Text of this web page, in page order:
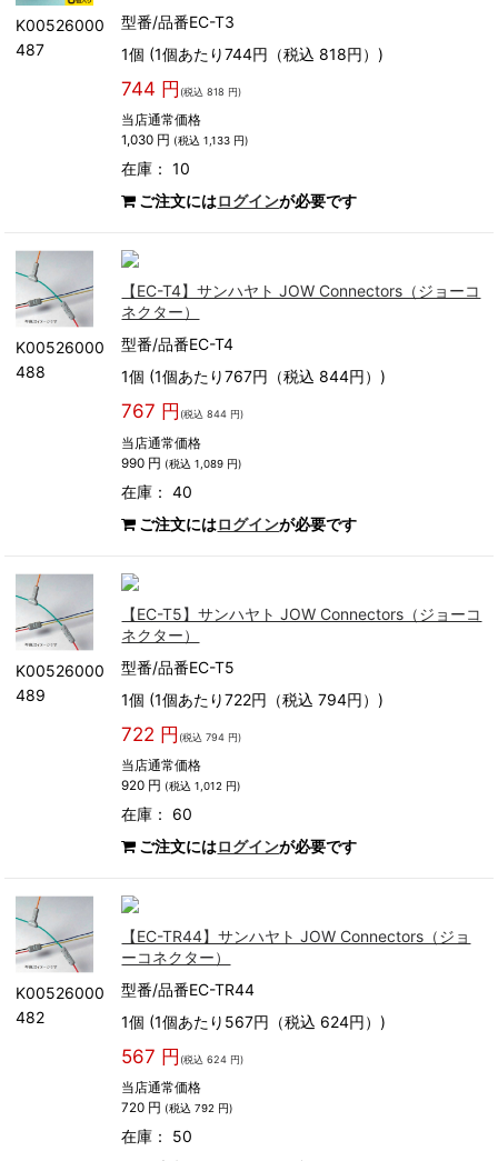
K00526000
487
型番/品番EC-T3
1個 (1個あたり744円（税込 818円）)
744 円 (税込 818 円)
当店通常価格
1,030 円 (税込 1,133 円)
在庫： 10
ご注文にはログインが必要です
K00526000
488
【EC-T4】サンハヤト JOW Connectors（ジョーコ
ネクター）
型番/品番EC-T4
1個 (1個あたり767円（税込 844円）)
767 円 (税込 844 円)
当店通常価格
990 円 (税込 1,089 円)
在庫： 40
ご注文にはログインが必要です
K00526000
489
【EC-T5】サンハヤト JOW Connectors（ジョーコ
ネクター）
型番/品番EC-T5
1個 (1個あたり722円（税込 794円）)
722 円 (税込 794 円)
当店通常価格
920 円 (税込 1,012 円)
在庫： 60
ご注文にはログインが必要です
K00526000
482
【EC-TR44】サンハヤト JOW Connectors（ジョ
ーコネクター）
型番/品番EC-TR44
1個 (1個あたり567円（税込 624円）)
567 円 (税込 624 円)
当店通常価格
720 円 (税込 792 円)
在庫： 50